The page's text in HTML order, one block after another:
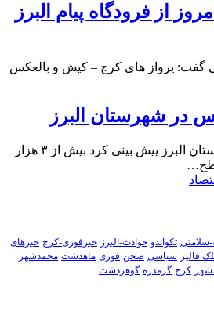
از فرودگاه پیام البرز
گفت: پرواز های کرج – کیش و بالعکس
در شهرستان البرز
مدیر جهاد کشاورزی شهرستان البرز پیش بینی کرد بیش از ۳ هزار
سلامتی تکواندو حوادث-البرز خبرفوری-کرج خبرهای
فالیز سیاسی صحن فوری ماهدشت محمدشهر
کرج گرمدره گوهردشت